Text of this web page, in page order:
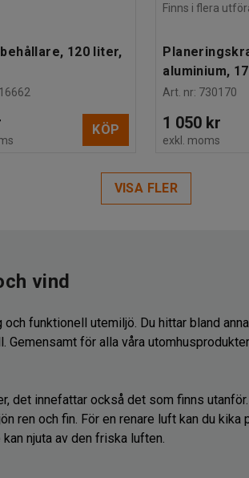
120 liter,
KÖP
Finns i flera
aluminium,
Art. nr: 730170
1 050 kr
exkl. moms
VISA FLER
vind
funktionell utemiljö. Du hittar bland
för alla våra
det innefattar också det som finns
ren och fin. För en renare luft kan du kika
njuta av den friska luften.